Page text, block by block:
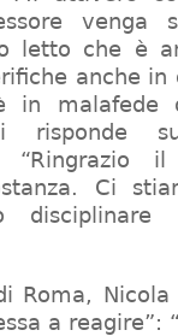
venga
letto che è
anche in
in malafede
risponde
Ci
Roma,
a reagire”: